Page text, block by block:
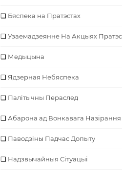
Бяспека на Пратэстах
Узаемадзеянне На Акцыях
Медыцына
Ядзерная Небяспека
Палітычны Пераслед
Абарона ад Вонкавага Назірання
Паводзіны Падчас Допыту
Надзвычайныя Сітуацыі